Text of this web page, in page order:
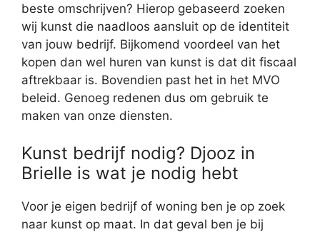
beste omschrijven? Hierop gebaseerd zoeken
wij kunst die naadloos aansluit op de identiteit
van jouw bedrijf. Bijkomend voordeel van het
kopen dan wel huren van kunst is dat dit fiscaal
aftrekbaar is. Bovendien past het in het MVO
beleid. Genoeg redenen dus om gebruik te
maken van onze diensten.
Kunst bedrijf nodig? Djooz in
Brielle is wat je nodig hebt
Voor je eigen bedrijf of woning ben je op zoek
naar kunst op maat. In dat geval ben je bij